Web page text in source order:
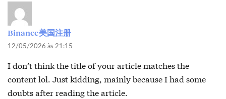
Binance美国注册
12/05/2026 às 21:15
I don’t think the title of your article matches the
content lol. Just kidding, mainly because I had some
doubts after reading the article.